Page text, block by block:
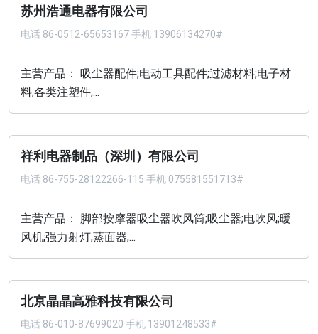
苏州浩通电器有限公司
电话 86-0512-65653167 手机 13906134270#
主营产品： 吸尘器配件;电动工具配件;过滤材料;电子材
料;各类注塑件;...
祥利电器制品（深圳）有限公司
电话 86-755-28122266-115 手机 075581551713#
主营产品： 脚部按摩器吸尘器吹风筒;吸尘器;电吹风;暖
风机;强力射灯;蒸面器;...
北京晶晶高雅科技有限公司
电话 86-010-87699020 手机 13901248533#